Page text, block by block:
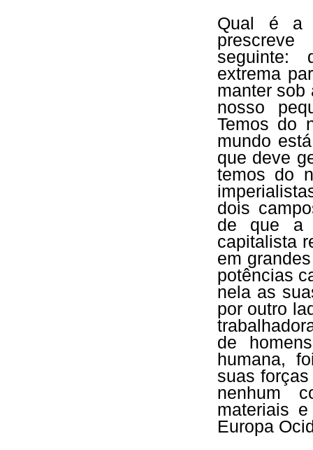
Qual é a
seguinte:
extrema
manter sob
nosso
Temos do
mundo
que deve
temos do
dois
de que a
capitalista
em
potências
nela as
por outro
de
humana,
suas
nenhum
materiais
Europa